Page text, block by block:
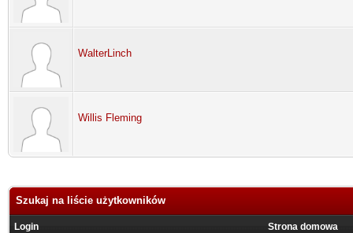
WalterLinch
Willis Fleming
Szukaj na liście użytkowników
Login Strona domowa